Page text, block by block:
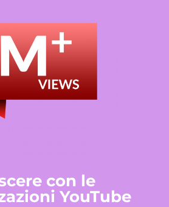
con le
YouTube